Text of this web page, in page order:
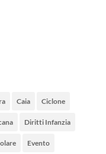
Caia Ciclone
Diritti Infanzia
Evento